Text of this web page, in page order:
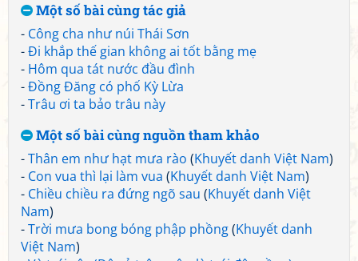
Một số bài cùng tác giả
- Công cha như núi Thái Sơn
-Đi khắp thế gian không ai tốt bằng mẹ
- Hôm qua tát nước đầu đình
-Đồng Đăng có phố Kỳ Lừa
-Trâu ơi ta bảo trâu này
Một số bài cùng nguồn tham khảo
-Thân em như hạt mưa rào (Khuyết danh Việt Nam)
- Con vua thì lại làm vua (Khuyết danh Việt Nam)
- Chiều chiều ra đứng ngõ sau (Khuyết danh Việt
Nam)
-Trời mưa bong bóng phập phồng(Khuyết danh
Việt Nam)